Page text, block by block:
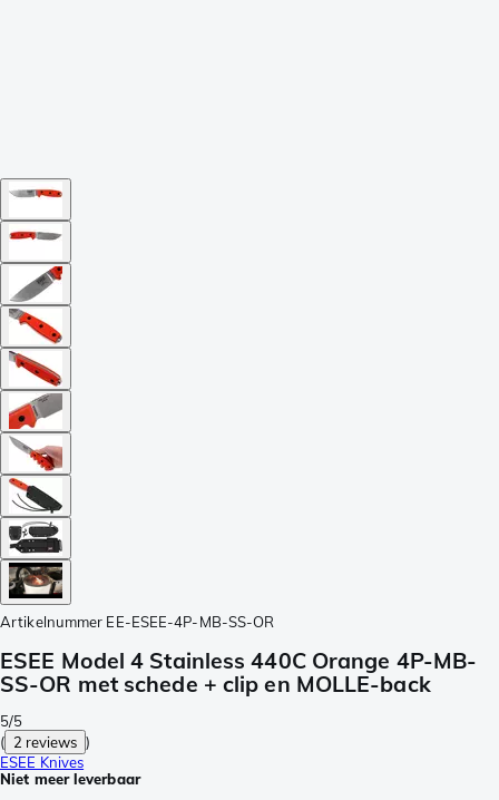
Artikelnummer EE-ESEE-4P-MB-SS-OR
ESEE Model 4 Stainless 440C Orange 4P-MB-
SS-OR met schede + clip en MOLLE-back
5/5
( 2 reviews )
ESEE Knives
Niet meer leverbaar